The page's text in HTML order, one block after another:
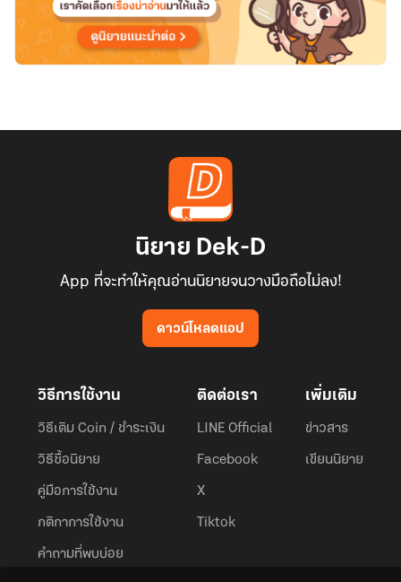
ของ
ผม
กับ
นิยาย Dek-D
App ที่จะทำให้คุณอ่านนิยายจนวางมือถือไม่ลง!
ดาวน์โหลดแอป
วิธีการใช้งาน
วิธีเติม Coin / ชำระเงิน
วิธีซื้อนิยาย
คู่มือการใช้งาน
กติกาการใช้งาน
คำถามที่พบบ่อย
ติดต่อเรา
LINE Official
Facebook
X
Tiktok
เพิ่มเติม
ข่าวสาร
เขียนนิยาย